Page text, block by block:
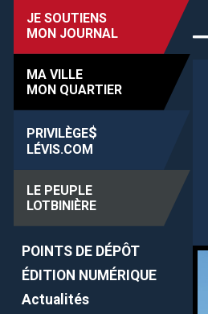
JE SOUTIENS
MON JOURNAL
MA VILLE
MON QUARTIER
PRIVILÈGE$
LÉVIS.COM
LE PEUPLE
LOTBINIÈRE
POINTS DE DÉPÔT
ÉDITION NUMÉRIQUE
Actualités